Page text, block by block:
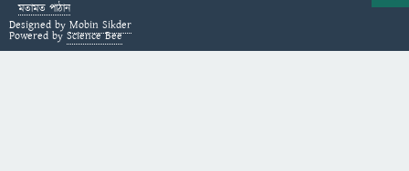
মতামত পাঠান
Designed by Mobin Sikder
Powered by Science Bee